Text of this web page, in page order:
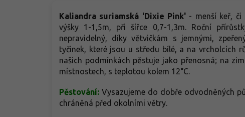
Kaliandra suriamská 'Dixie Pink' - menší keř, či
výšky 1-1,5m, při šířce 0,7-1,3m. Roční
nepravidelný, díky větvičkám s jemnými,
tyčinek, které jsou u středu bílé, a na vrcholcích
našich podmínkách pěstuje jako přenosná; na
místnostech, s teplotou kolem 12°C.
Pěstování: Vysazujeme do dobře odvodněných
chráněná před okolními větry.